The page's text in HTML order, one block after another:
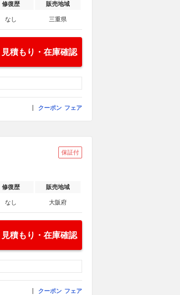
修復歴 販売地域
なし 三重県
見積もり・在庫確認
クーポン フェア
保証付
修復歴 販売地域
なし 大阪府
見積もり・在庫確認
クーポン フェア